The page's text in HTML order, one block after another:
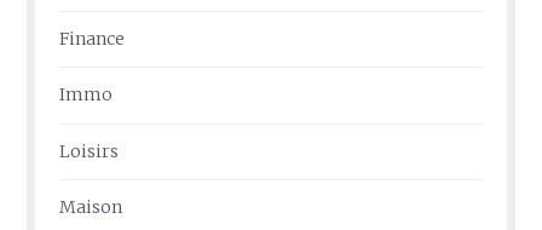
Finance
Immo
Loisirs
Maison